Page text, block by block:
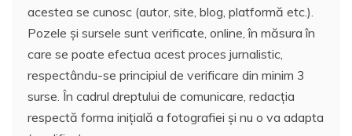
acestea se cunosc (autor, site, blog, platformă etc.).
Pozele și sursele sunt verificate, online, în măsura în
care se poate efectua acest proces jurnalistic,
respectându-se principiul de verificare din minim 3
surse. În cadrul dreptului de comunicare, redacția
respectă forma inițială a fotografiei și nu o va adapta